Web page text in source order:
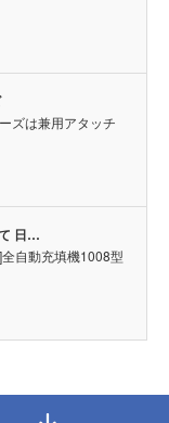
ズは兼用アタッチ
日…
自動充填機1008型